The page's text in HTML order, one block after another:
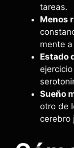
tareas.
Menos
mente
Estado
Sueño
otro de
cerebro